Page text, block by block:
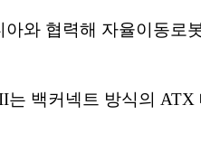
와 협력해 자율이동로
백커넥트 방식의